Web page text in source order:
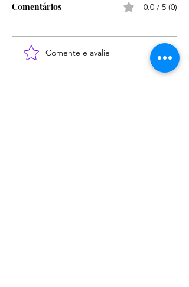
Comentários 0.0 / 5 (0)
Comente e avalie